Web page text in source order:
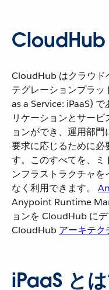
CloudHub
CloudHub はクラウド
テグレーションプラ
as a Service: iPaaS)
リケーションとサー
ョンができ、運用部
要求に応じるために必
す。このすべてを、ミ
ンフラストラクチャ
なく利用できます。
Anypoint Runtime
ョンを CloudHub にデ
CloudHub ​ アーキテク
iPaaS と